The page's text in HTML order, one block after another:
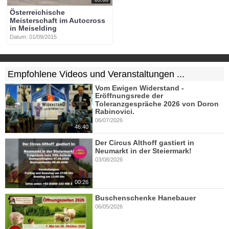
Österreichische
Meisterschaft im Autocross
in Meiselding
Datum: 01/09/2015
Empfohlene Videos und Veranstaltungen ...
46:40
Vom Ewigen Widerstand -
Eröffnungsrede der
Toleranzgespräche 2026 von Doron
Rabinovici.
06/07/2026
00:26
Der Circus Althoff gastiert in
Neumarkt in der Steiermark!
03/08/2026
Buschenschenke Hanebauer
06/05/2026